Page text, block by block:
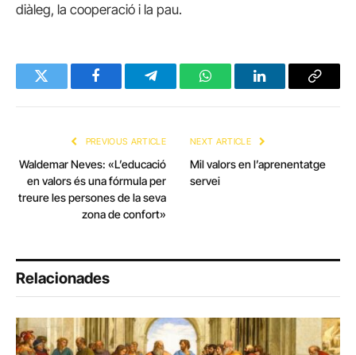
diàleg, la cooperació i la pau.
Twitter FacebookTelegramWhatsAppLinkedInCopy
PREVIOUS ARTICLE
Waldemar Neves: «L’educació
en valors és una fórmula per
treure les persones de la seva
zona de confort»
NEXT ARTICLE
Mil valors en l’aprenentatge
servei
Relacionades